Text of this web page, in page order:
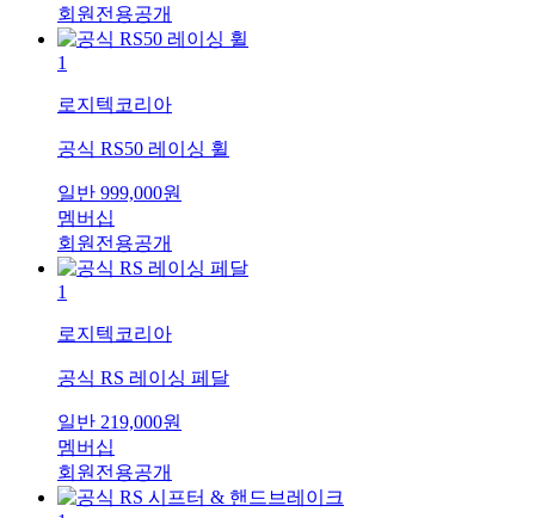
회원전용공개
1
로지텍코리아
공식 RS50 레이싱 휠
일반 999,000원
멤버십
회원전용공개
1
로지텍코리아
공식 RS 레이싱 페달
일반 219,000원
멤버십
회원전용공개